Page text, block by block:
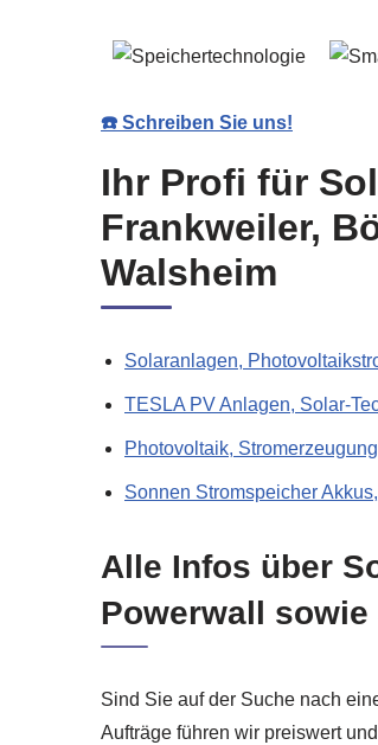
☎️ Schreiben Sie uns!
Ihr Profi für
Frankweiler,
Walsheim
Solaranlagen,
TESLA PV Anlagen, Solar-
Photovoltaik,
Sonnen Stromspeicher
Alle Infos über
Powerwall
Sind Sie auf der Suche nach
Aufträge führen wir preiswert